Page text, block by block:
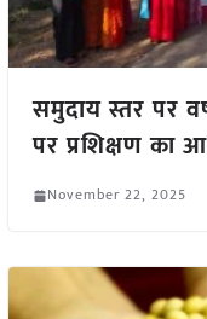
समुदाय स्तर पर
पर प्रशिक्षण का
November 22, 2025